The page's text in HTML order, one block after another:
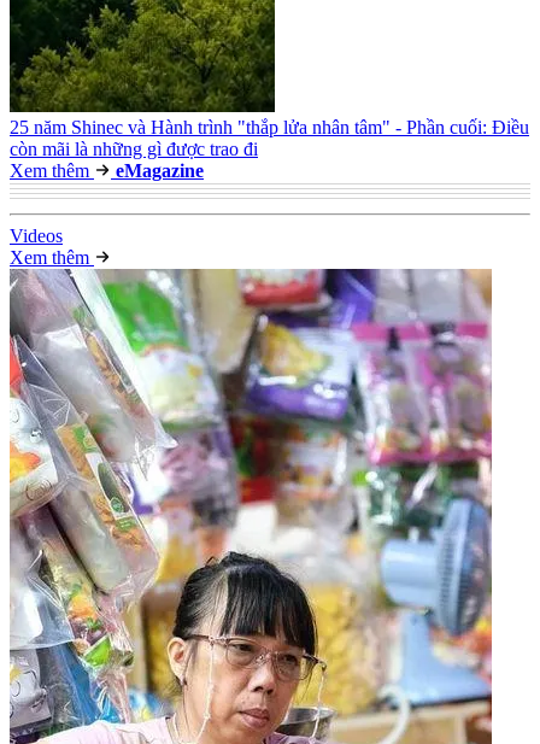
25 năm Shinec và Hành trình "thắp lửa nhân tâm" - Phần cuối: Điều
còn mãi là những gì được trao đi
Xem thêm
eMagazine
Videos
Xem thêm